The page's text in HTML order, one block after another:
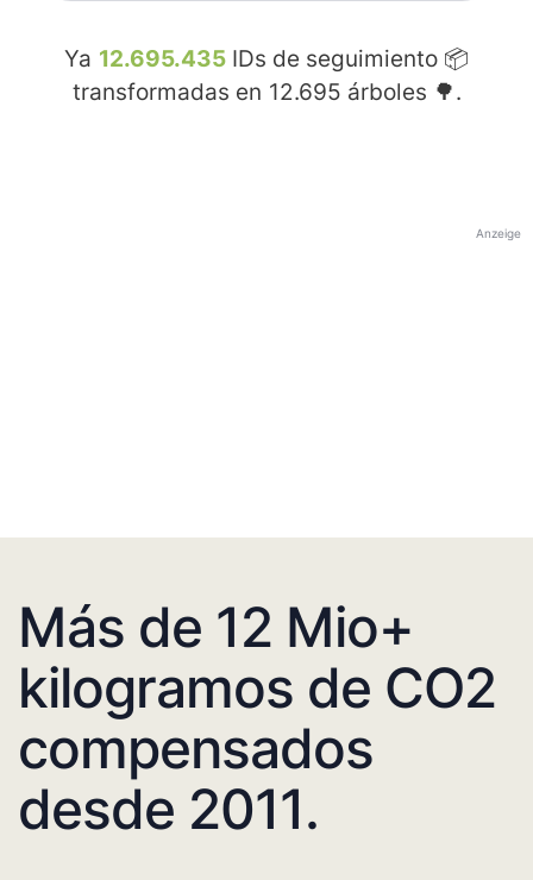
Ya 12.695.435 IDs de seguimiento 📦
transformadas en 12.695 árboles 🌳.
Anzeige
Más de 12 Mio+
kilogramos de CO2
compensados
desde 2011.